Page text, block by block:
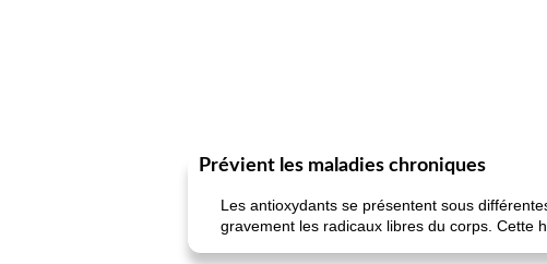
Prévient les maladies chroniques
Les antioxydants se présentent sous
gravement les radicaux libres du corps. Cette